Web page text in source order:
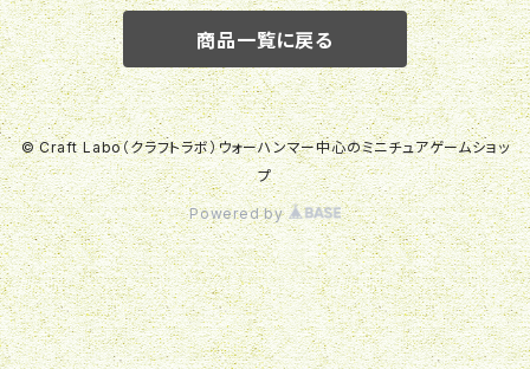
商品一覧に戻る
© Craft Labo（クラフトラボ）ウォーハンマー中心のミニチュアゲームショッ
プ
Powered by